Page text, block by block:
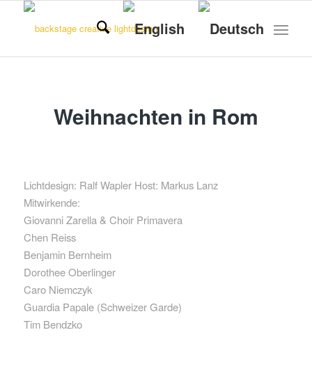
Weihnachten in Rom
Lichtdesign: Ralf Wapler Host: Markus Lanz
Mitwirkende:
Giovanni Zarella & Choir Primavera
Chen Reiss
Benjamin Bernheim
Dorothee Oberlinger
Caro Niemczyk
Guardia Papale (Schweizer Garde)
Tim Bendzko